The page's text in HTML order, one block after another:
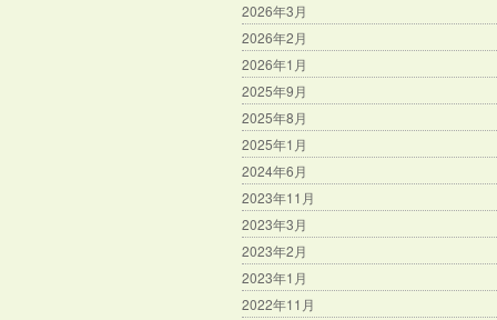
2026年3月
2026年2月
2026年1月
2025年9月
2025年8月
2025年1月
2024年6月
2023年11月
2023年3月
2023年2月
2023年1月
2022年11月